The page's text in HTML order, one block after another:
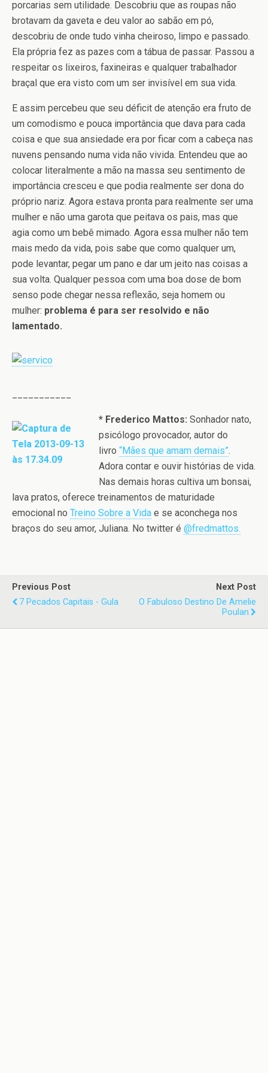
porcarias sem utilidade. Descobriu que as roupas não
brotavam da gaveta e deu valor ao sabão em pó,
descobriu de onde tudo vinha cheiroso, limpo e passado.
Ela própria fez as pazes com a tábua de passar. Passou a
respeitar os lixeiros, faxineiras e qualquer trabalhador
braçal que era visto com um ser invisível em sua vida.
E assim percebeu que seu déficit de atenção era fruto de
um comodismo e pouca importância que dava para cada
coisa e que sua ansiedade era por ficar com a cabeça nas
nuvens pensando numa vida não vivida. Entendeu que ao
colocar literalmente a mão na massa seu sentimento de
importância cresceu e que podia realmente ser dona do
próprio nariz. Agora estava pronta para realmente ser uma
mulher e não uma garota que peitava os pais, mas que
agia como um bebê mimado. Agora essa mulher não tem
mais medo da vida, pois sabe que como qualquer um,
pode levantar, pegar um pano e dar um jeito nas coisas a
sua volta. Qualquer pessoa com uma boa dose de bom
senso pode chegar nessa reflexão, seja homem ou
mulher: problema é para ser resolvido e não
lamentado.
* Frederico Mattos: Sonhador nato,
psicólogo provocador, autor do
livro “Mães que amam demais”.
Adora contar e ouvir histórias de vida.
Nas demais horas cultiva um bonsai,
lava pratos, oferece treinamentos de maturidade
emocional no Treino Sobre a Vida e se aconchega nos
braços do seu amor, Juliana. No twitter é @fredmattos.
Previous Post
7 Pecados Capitais - Gula
Next Post
O Fabuloso Destino De Amelie
Poulan